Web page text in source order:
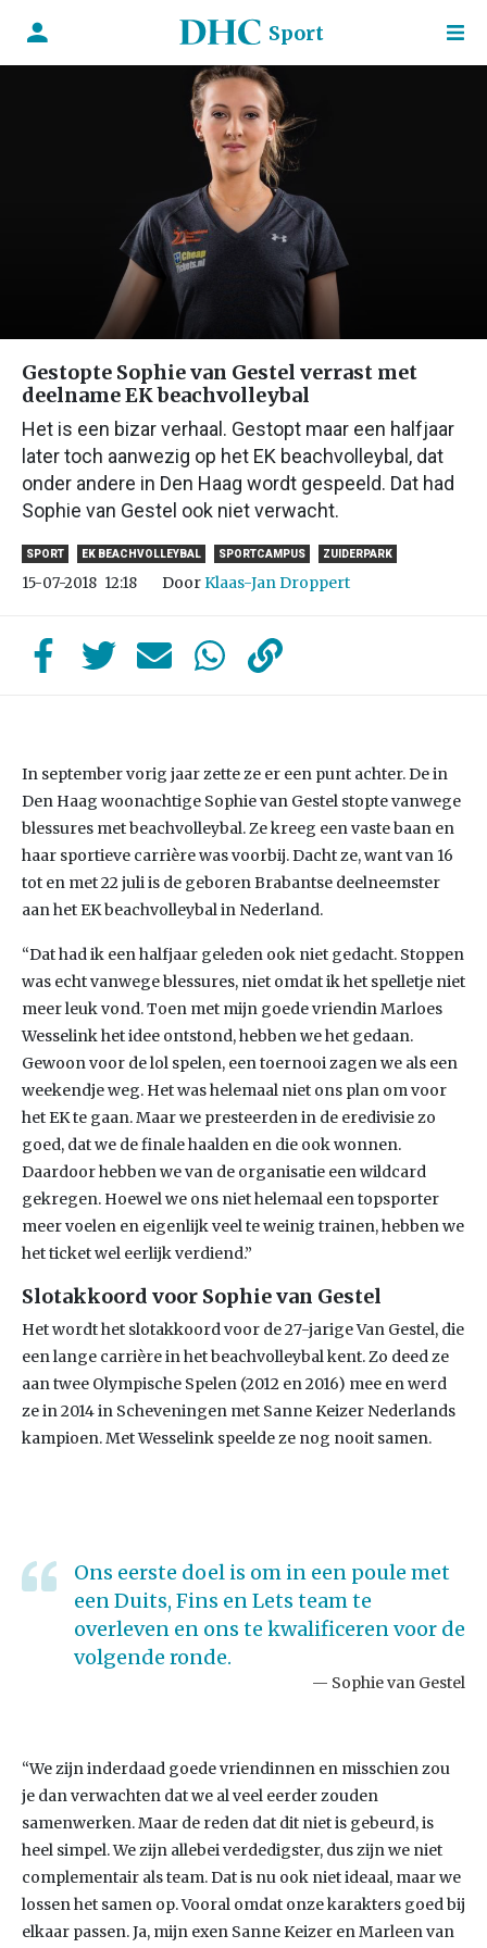
Sport
Gestopte Sophie van Gestel verrast met
deelname EK beachvolleybal
Het is een bizar verhaal. Gestopt maar een halfjaar
later toch aanwezig op het EK beachvolleybal, dat
onder andere in Den Haag wordt gespeeld. Dat had
Sophie van Gestel ook niet verwacht.
SPORT EK BEACHVOLLEYBAL SPORTCAMPUS ZUIDERPARK
15-07-2018 12:18 DoorKlaas-Jan Droppert
In september vorig jaar zette ze er een punt achter. De in
Den Haag woonachtige Sophie van Gestel stopte vanwege
blessures met beachvolleybal. Ze kreeg een vaste baan en
haar sportieve carrière was voorbij. Dacht ze, want van 16
tot en met 22 juli is de geboren Brabantse deelneemster
aan het EK beachvolleybal in Nederland.
“Dat had ik een halfjaar geleden ook niet gedacht. Stoppen
was echt vanwege blessures, niet omdat ik het spelletje niet
meer leuk vond. Toen met mijn goede vriendin Marloes
Wesselink het idee ontstond, hebben we het gedaan.
Gewoon voor de lol spelen, een toernooi zagen we als een
weekendje weg. Het was helemaal niet ons plan om voor
het EK te gaan. Maar we presteerden in de eredivisie zo
goed, dat we de finale haalden en die ook wonnen.
Daardoor hebben we van de organisatie een wildcard
gekregen. Hoewel we ons niet helemaal een topsporter
meer voelen en eigenlijk veel te weinig trainen, hebben we
het ticket wel eerlijk verdiend.”
Slotakkoord voor Sophie van Gestel
Het wordt het slotakkoord voor de 27-jarige Van Gestel, die
een lange carrière in het beachvolleybal kent. Zo deed ze
aan twee Olympische Spelen (2012 en 2016) mee en werd
ze in 2014 in Scheveningen met Sanne Keizer Nederlands
kampioen. Met Wesselink speelde ze nog nooit samen.
Ons eerste doel is om in een poule met
een Duits, Fins en Lets team te
overleven en ons te kwalificeren voor de
volgende ronde.
Sophie van Gestel
“We zijn inderdaad goede vriendinnen en misschien zou
je dan verwachten dat we al veel eerder zouden
samenwerken. Maar de reden dat dit niet is gebeurd, is
heel simpel. We zijn allebei verdedigster, dus zijn we niet
complementair als team. Dat is nu ook niet ideaal, maar we
lossen het samen op. Vooral omdat onze karakters goed bij
elkaar passen. Ja, mijn exen Sanne Keizer en Marleen van